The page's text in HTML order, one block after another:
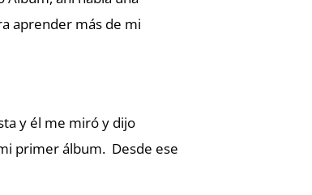
aprender más de mi
y él me miró y dijo
primer álbum. Desde ese